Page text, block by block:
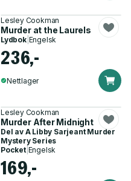
Lesley Cookman
Murder at the Laurels
Lydbok| Engelsk
236,-
Nettlager
Lesley Cookman
Murder After Midnight
Del av A Libby Sarjeant Murder
Mystery Series
Pocket| Engelsk
169,-